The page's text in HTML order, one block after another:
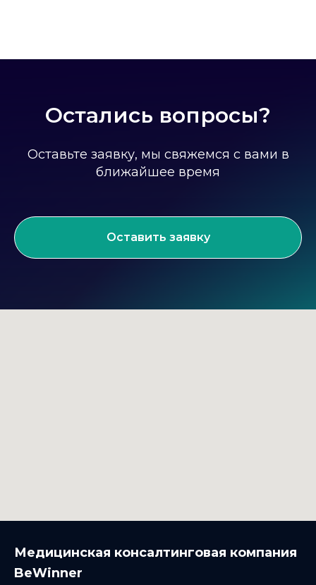
Остались вопросы?
Оставьте заявку, мы свяжемся с вами в
ближайшее время
Оставить заявку
Медицинская консалтинговая компания
BeWinner